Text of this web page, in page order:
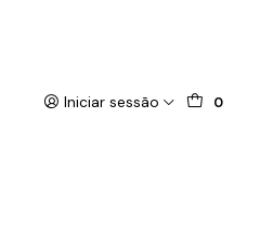
Iniciar sessão 0